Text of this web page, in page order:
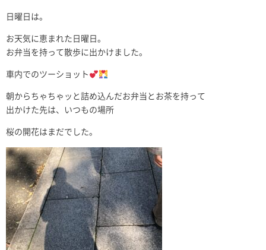
日曜日は。
お天気に恵まれた日曜日。
お弁当を持って散歩に出かけました。
車内でのツーショット
朝からちゃちゃッと詰め込んだお弁当とお茶を持って
出かけた先は、いつもの場所
桜の開花はまだでした。